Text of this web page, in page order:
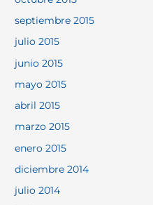
septiembre 2015
julio 2015
junio 2015
mayo 2015
abril 2015
marzo 2015
enero 2015
diciembre 2014
julio 2014